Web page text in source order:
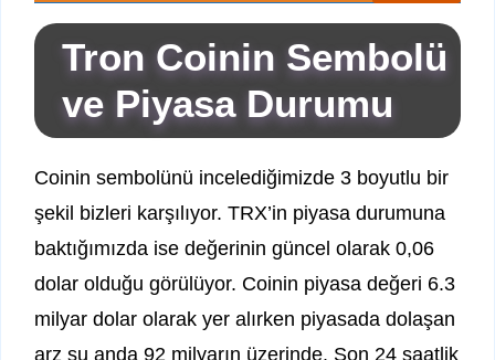
Tron Coinin Sembolü
ve Piyasa Durumu
Coinin sembolünü incelediğimizde 3 boyutlu bir
şekil bizleri karşılıyor. TRX’in piyasa durumuna
baktığımızda ise değerinin güncel olarak 0,06
dolar olduğu görülüyor. Coinin piyasa değeri 6.3
milyar dolar olarak yer alırken piyasada dolaşan
arz şu anda 92 milyarın üzerinde. Son 24 saatlik